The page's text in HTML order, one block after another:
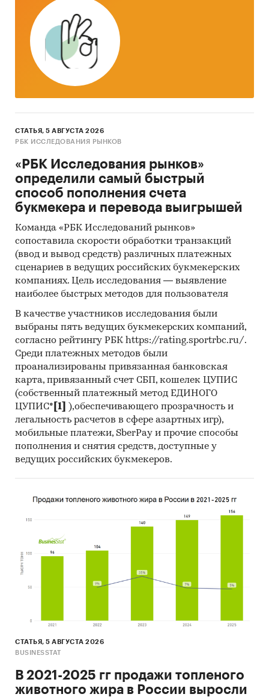
Приведена статистическая информация о
динамике импорта и экспорта готовых сухих
завтраков по следующи кодам ТН ВЭД:
1904 - Готовые пищевые продукты,
полученные путем вздувания или
или в виде хлопьев или зерна,
обработанного иным способом
190410 - Готовые пищевые продукты,
полученные путем вздувания или
обжаривания зерна злаков или зерновых
продуктов
190420 - Готовые пищевые продукты,
полученные из необжаренных зерновых
хлопьев или смесей из необжаренных
зерновых хлопьев с обжаренными
зерновыми хлопьями или с вздутыми
190430 - Готовые пищевые продукты,
полученные из пшеницы Bulgur
190490 - Прочие хлебные злаки (кроме
зерна кукурузы) в виде гранул или в виде
хлопьев или обработанные другим
способом, предварительно подвергнутые
тепловой обработке или приготовленные
иным способом
Представлена информация об объеме импорта
натуральном и денежном выражении с
детализацией в разрезе стран, а также
динамика средневзвешенной стоимости.
*Данные после января 2022 года могут быть
недоступны для стран Евразийского
экономического союза: Белоруссии, Армении,
Государственные закупки готовых сухих
завтраков
части проведенных государственных закупок
готовых сухих завтраков 44-ФЗ и 223-ФЗ за
СТАТЬЯ, 5 АВГУСТА 2026
РБК ИССЛЕДОВАНИЯ РЫНКОВ
«РБК Исследования рынков»
определили самый быстрый
способ пополнения счета
букмекера и перевода выигрышей
Команда «РБК Исследований рынков»
сопоставила скорости обработки транзакций
(ввод и вывод средств) различных платежных
сценариев в ведущих российских букмекерских
компаниях. Цель исследования — выявление
наиболее быстрых методов для пользователя
В качестве участников исследования были
выбраны пять ведущих букмекерских компаний,
согласно рейтингу РБК https://rating.sportrbc.ru/.
Среди платежных методов были
проанализированы привязанная банковская
карта, привязанный счет СБП, кошелек ЦУПИС
(собственный платежный метод ЕДИНОГО
ЦУПИС* [1]
),обеспечивающего прозрачность и
легальность расчетов в сфере азартных игр),
мобильные платежи, SberPay и прочие способы
пополнения и снятия средств, доступные у
ведущих российских букмекеров.
СТАТЬЯ, 5 АВГУСТА 2026
BUSINESSTAT
В 2021-2025 гг продажи топленого
животного жира в России выросли